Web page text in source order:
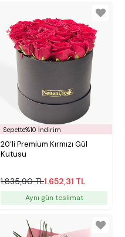
Sepette%10 İndirim
20’li Premium Kırmızı Gül
Kutusu
1.835,90 TL1.652,31 TL
Aynı gün teslimat